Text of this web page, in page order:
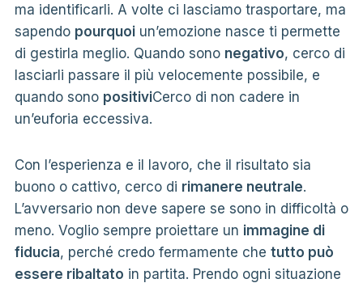
ma identificarli. A volte ci lasciamo trasportare, ma
sapendo pourquoiun’emozione nasce ti permette
di gestirla meglio. Quando sono negativo, cerco di
lasciarli passare il più velocemente possibile, e
quando sono positiviCerco di non cadere in
un’euforia eccessiva.
Con l’esperienza e il lavoro, che il risultato sia
buono o cattivo, cerco di rimanere neutrale.
L’avversario non deve sapere se sono in difficoltà o
meno. Voglio sempre proiettare un immagine di
fiducia, perché credo fermamente che tutto può
essere ribaltato in partita. Prendo ogni situazione